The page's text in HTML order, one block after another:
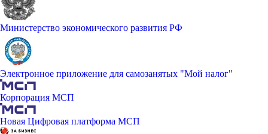
Министерство экономического развития РФ
Электронное приложение для самозанятых "Мой налог"
Корпорация МСП
Новая Цифровая платформа МСП